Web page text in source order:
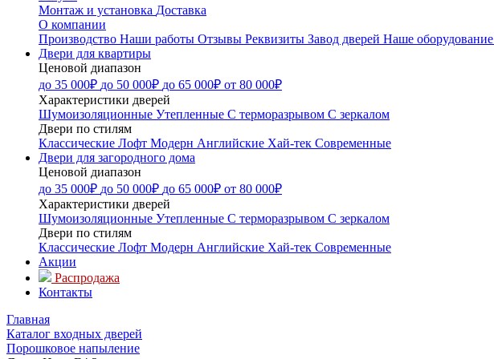
Монтаж и установка Доставка
О компании
Производство Наши работы Отзывы Реквизиты Завод дверей Наше оборудование
Двери для квартиры
Ценовой диапазон
до 35 000₽ до 50 000₽ до 65 000₽ от 80 000₽
Характеристики дверей
Шумоизоляционные Утепленные С терморазрывом С зеркалом
Двери по стилям
Классические Лофт Модерн Английские Хай-тек Современные
Двери для загородного дома
Ценовой диапазон
до 35 000₽ до 50 000₽ до 65 000₽ от 80 000₽
Характеристики дверей
Шумоизоляционные Утепленные С терморазрывом С зеркалом
Двери по стилям
Классические Лофт Модерн Английские Хай-тек Современные
Акции
Распродажа
Контакты
Главная
Каталог входных дверей
Порошковое напыление